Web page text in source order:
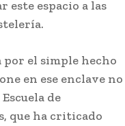
Gobierno
masiva
de agosto
este espacio a las
el simple hecho
en ese enclave no
de
que ha criticado